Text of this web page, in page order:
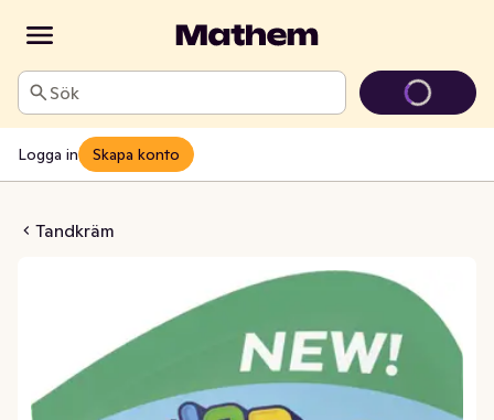
Sök
Logga in Skapa konto
Tandkräm
Mild Mint 6-13 År